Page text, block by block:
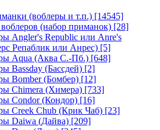
(воблеры и т.п.) [14545]
(набор приманок) [28]
Angler's Republic или Anre's
Репаблик или Анрес) [5]
Aqua (Аква С.-Пб.) [648]
Bassday (Бассдей) [2]
Bomber (Бомбер) [12]
Chimera (Химера) [733]
Condor (Кондор) [16]
Creek Chub (Крик Чаб) [23]
Daiwa (Дайва) [209]